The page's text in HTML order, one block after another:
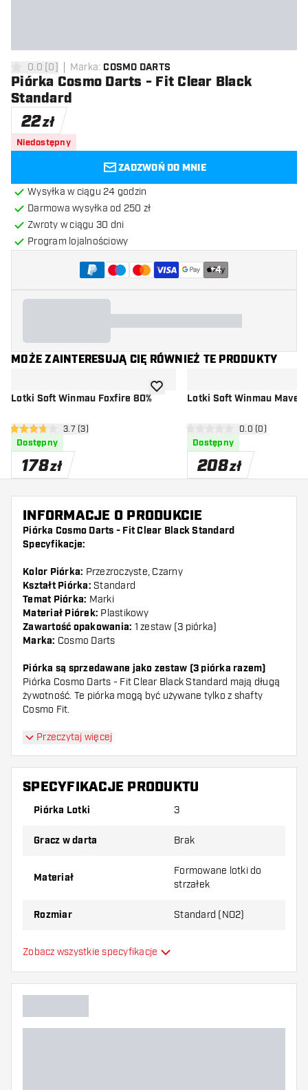
0 gwiazdki oceny
0.0 [0] Marka: COSMO DARTS
Piórka Cosmo Darts - Fit Clear Black
Standard
22zł
Niedostępny
ZADZWOŃ DO MNIE
Wysyłka w ciągu 24 godzin
Darmowa wysyłka od 250 zł
Zwroty w ciągu 30 dni
Program lojalnościowy
+4
MOŻE ZAINTERESUJĄ CIĘ RÓWNIEŻ TE PRODUKTY
Lotki Soft Winmau Foxfire 80%
otwórz panel recenzji
3.7 gwiazdki oceny
3.7 (3)
Dostępny
178zł
dodaj do listy życzeń
Lotki Soft Winmau
otwórz panel
0 gwiazdki oceny0.0 (0)
Dostępny
208zł
INFORMACJE O PRODUKCIE
Piórka Cosmo Darts - Fit Clear Black Standard
Specyfikacje:
Kolor Piórka: Przezroczyste, Czarny
Kształt Piórka: Standard
Temat Piórka: Marki
Materiał Piórek: Plastikowy
Zawartość opakowania: 1 zestaw (3 piórka)
Marka: Cosmo Darts
Piórka są sprzedawane jako zestaw (3 piórka razem)
Piórka Cosmo Darts - Fit Clear Black Standard mają długą
żywotność. Te piórka mogą być używane tylko z shafty
Cosmo Fit.
Dartshopper tip!
shaftów. Mogą one zostać uszkodzone lub
złamane w wyniku użytkowania.
Wypróbuj inny kształt, materiał lub grubość
piórek, aby dowiedzieć się, który wariant
najbardziej Ci odpowiada!
Przeczytaj więcej
SPECYFIKACJE PRODUKTU
Piórka Lotki 3
Gracz w darta Brak
Materiał
Formowane lotki do
strzałek
Rozmiar Standard (NO2)
Typ
Dodatkowe kolory
Zobacz wszystkie specyfikacje